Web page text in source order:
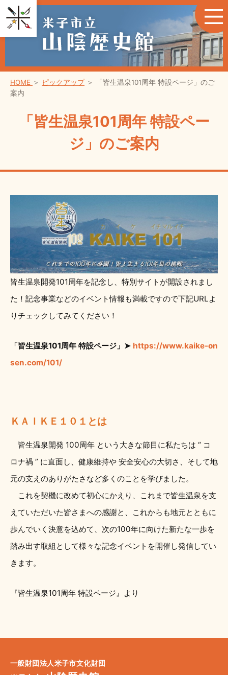
HOME ＞ ピックアップ＞
「皆生温泉101周年 特設ページ」のご
案内
「皆生温泉101周年 特設ペー
ジ」のご案内
皆生温泉開発101周年を記念し、特別サイトが開設されまし
た！記念事業などのイベント情報も満載ですので下記URLよ
りチェックしてみてください！
「皆生温泉101周年 特設ページ」➤ https://www.kaike-on
sen.com/101/
ＫＡＩＫＥ１０１とは
皆生温泉開発 100周年 という大きな節目に私たちは “ コ
ロナ禍 ” に直面し、健康維持や 安全安心の大切さ、そして地
元の支えのありがたさなど多くのことを学びました。
これを契機に改めて初心にかえり、これまで皆生温泉を支
えていただいた皆さまへの感謝と、これからも地元とともに
歩んでいく決意を込めて、次の100年に向けた新たな一歩を
踏み出す取組として様々な記念イベントを開催し発信してい
きます。
『皆生温泉101周年 特設ページ』より
一般財団法人米子市文化財団